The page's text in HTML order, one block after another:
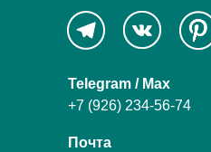
Почта
Telegram / Max
+7 (926) 234-56-74